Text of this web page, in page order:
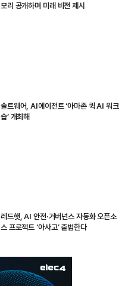
모리 공개하며 미래 비전 제시
솔트웨어, AI에이전트 ‘아마존 퀵 AI 워크
숍’ 개최해
레드햇, AI 안전·거버넌스 자동화 오픈소
스 프로젝트 ‘아사고’ 출범한다